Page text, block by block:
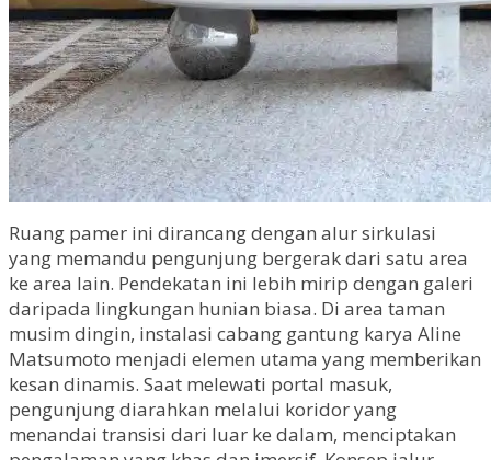
Ruang pamer ini dirancang dengan alur sirkulasi
yang memandu pengunjung bergerak dari satu area
ke area lain. Pendekatan ini lebih mirip dengan galeri
daripada lingkungan hunian biasa. Di area taman
musim dingin, instalasi cabang gantung karya Aline
Matsumoto menjadi elemen utama yang memberikan
kesan dinamis. Saat melewati portal masuk,
pengunjung diarahkan melalui koridor yang
menandai transisi dari luar ke dalam, menciptakan